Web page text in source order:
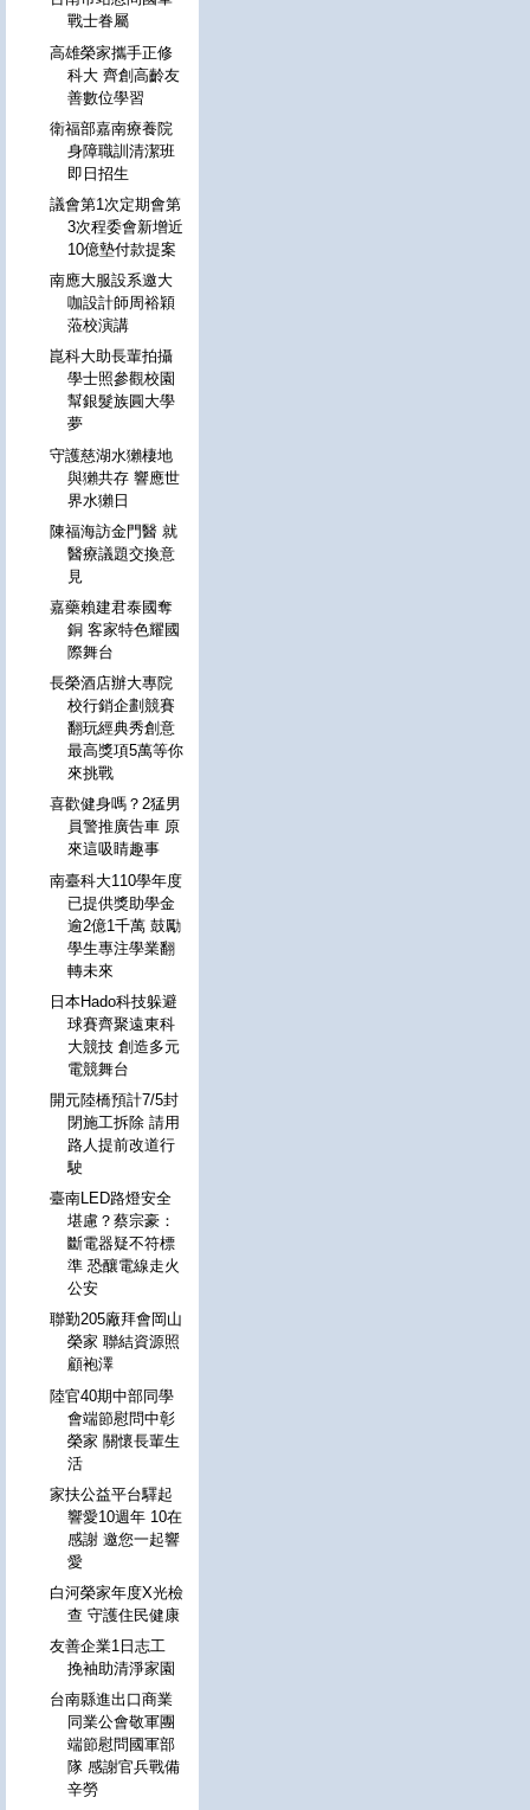
戰士眷屬
高雄榮家攜手正修
科大 齊創高齡友
善數位學習
衛福部嘉南療養院
身障職訓清潔班
即日招生
議會第1次定期會第
3次程委會新增近
10億墊付款提案
南應大服設系邀大
咖設計師周裕穎
蒞校演講
崑科大助長輩拍攝
學士照參觀校園
幫銀髮族圓大學
夢
守護慈湖水獺棲地
與獺共存 響應世
界水獺日
陳福海訪金門醫 就
醫療議題交換意
見
嘉藥賴建君泰國奪
銅 客家特色耀國
際舞台
長榮酒店辦大專院
校行銷企劃競賽
翻玩經典秀創意
最高獎項5萬等你
來挑戰
喜歡健身嗎？2猛男
員警推廣告車 原
來這吸睛趣事
南臺科大110學年度
已提供獎助學金
逾2億1千萬 鼓勵
學生專注學業翻
轉未來
日本Hado科技躲避
球賽齊聚遠東科
大競技 創造多元
電競舞台
開元陸橋預計7/5封
閉施工拆除 請用
路人提前改道行
駛
臺南LED路燈安全
堪慮？蔡宗豪：
斷電器疑不符標
準 恐釀電線走火
公安
聯勤205廠拜會岡山
榮家 聯結資源照
顧袍澤
陸官40期中部同學
會端節慰問中彰
榮家 關懷長輩生
活
家扶公益平台驛起
響愛10週年 10在
感謝 邀您一起響
愛
白河榮家年度X光檢
查 守護住民健康
友善企業1日志工
挽袖助清淨家園
台南縣進出口商業
同業公會敬軍團
端節慰問國軍部
隊 感謝官兵戰備
辛勞